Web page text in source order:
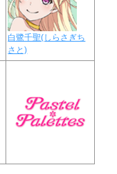
白鷺千聖(しらさぎち
さと)